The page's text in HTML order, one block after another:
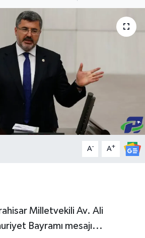
A- A+
Milletvekili Av. Ali
Bayramı mesajı...